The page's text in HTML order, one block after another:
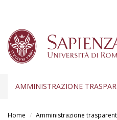
AMMINISTRAZIONE
Home Amministrazione